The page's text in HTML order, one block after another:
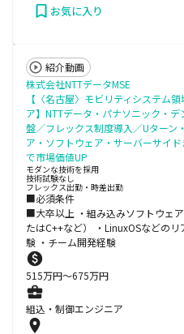
お気に入り
紹介動画
株式会社NTTデータMSE
【〈名古屋〉モビリティシステム
ア】NTTデータ・パナソニック・
盤／フレックス制度導入／Uターン
ア・ソフトウェア・サーバーサイ
で市場価値UP
モダンな技術を採用
技術試験なし
フレックス出勤・時差出勤
■必須条件
■大卒以上 ・組み込みソフトウェ
たはC++など） ・LinuxOSなどの
験 ・チーム開発経験
515万円〜675万円
組込・制御エンジニア